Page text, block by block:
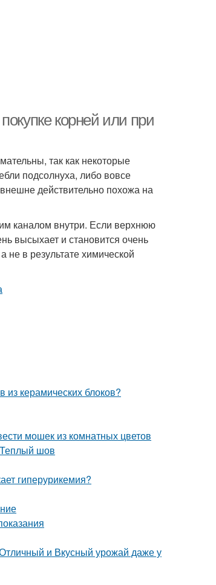
корней или при
так как некоторые
подсолнуха, либо вовсе
действительно похожа на
каналом внутри. Если верхнюю
высыхает и становится очень
в результате химической
керамических блоков?
мошек из комнатных цветов
шов
гиперурикемия?
и Вкусный урожай даже у